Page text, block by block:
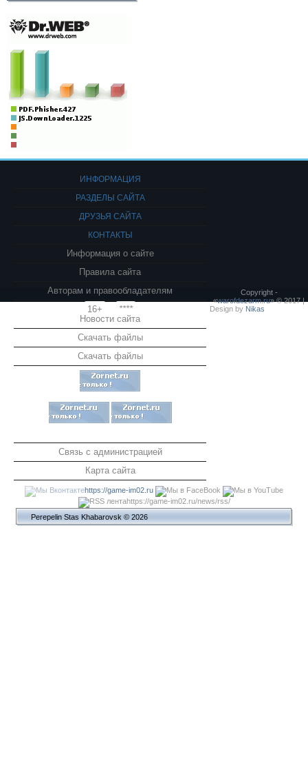
ИНФОРМАЦИЯ
РАЗДЕЛЫ САЙТА
ДРУЗЬЯ САЙТА
КОНТАКТЫ
Информация о сайте
Правила сайта
Авторам и правообладателям
16+
****
Новости сайта
Скачать файлы
Скачать файлы
Связь с администрацией
Карта сайта
Copyright -
«warofdezarm.ru» © 2017 |
Design by Nikas
https://game-im02.ru
https://game-im02.ru/news/rss/
Perepelin Stas Khabarovsk © 2026